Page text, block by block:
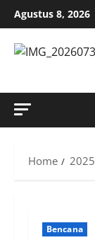
Skip
to
content
Agustus 8, 2026
Home 2025
Bencana